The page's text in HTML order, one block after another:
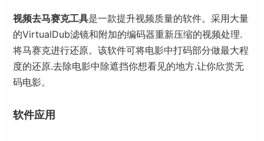
视频去马赛克工具是一款提升视频质量的软件。采用大量
的VirtualDub滤镜和附加的编码器重新压缩的视频处理.
将马赛克进行还原。该软件可将电影中打码部分做最大程
度的还原.去除电影中除遮挡你想看见的地方.让你欣赏无
码电影。
软件应用